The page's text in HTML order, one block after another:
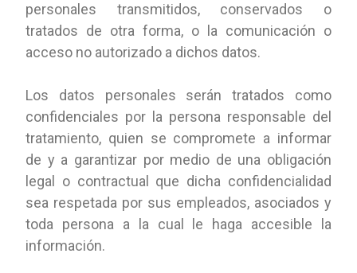
personales transmitidos, conservados o
tratados de otra forma, o la comunicación o
acceso no autorizado a dichos datos.
Los datos personales serán tratados como
confidenciales por la persona responsable del
tratamiento, quien se compromete a informar
de y a garantizar por medio de una obligación
legal o contractual que dicha confidencialidad
sea respetada por sus empleados, asociados y
toda persona a la cual le haga accesible la
información.